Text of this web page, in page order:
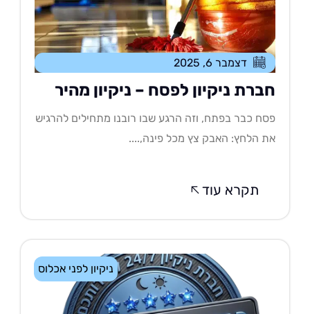
דצמבר 6, 2025
ניקיון לפסח – ניקיון מהיר
כבר בפתח, וזה הרגע שבו רובנו מתחילים להרגיש
הלחץ: האבק צץ מכל פינה,....
תקרא עוד
ניקיון לפני אכלוס